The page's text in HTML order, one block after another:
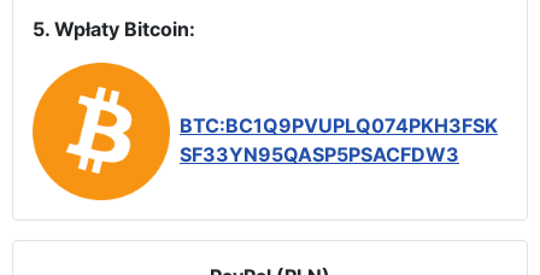
5. Wpłaty Bitcoin:
BTC:BC1Q9PVUPLQ074PKH3FSK
SF33YN95QASP5PSACFDW3